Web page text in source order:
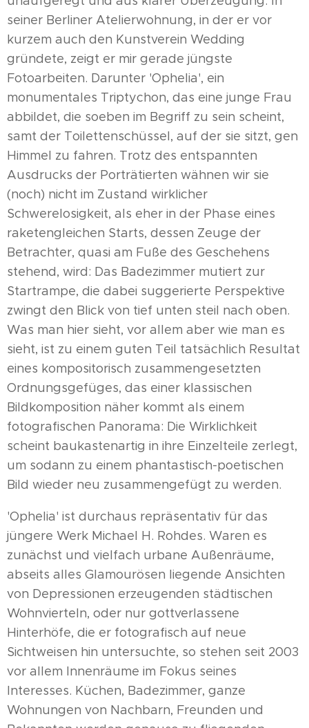
seiner Berliner Atelierwohnung, in der er vor
kurzem auch den Kunstverein Wedding
gründete, zeigt er mir gerade jüngste
Fotoarbeiten. Darunter 'Ophelia', ein
monumentales Triptychon, das eine junge Frau
abbildet, die soeben im Begriff zu sein scheint,
samt der Toilettenschüssel, auf der sie sitzt, gen
Himmel zu fahren. Trotz des entspannten
Ausdrucks der Porträtierten wähnen wir sie
(noch) nicht im Zustand wirklicher
Schwerelosigkeit, als eher in der Phase eines
raketengleichen Starts, dessen Zeuge der
Betrachter, quasi am Fuße des Geschehens
stehend, wird: Das Badezimmer mutiert zur
Startrampe, die dabei suggerierte Perspektive
zwingt den Blick von tief unten steil nach oben.
Was man hier sieht, vor allem aber wie man es
sieht, ist zu einem guten Teil tatsächlich Resultat
eines kompositorisch zusammengesetzten
Ordnungsgefüges, das einer klassischen
Bildkomposition näher kommt als einem
fotografischen Panorama: Die Wirklichkeit
scheint baukastenartig in ihre Einzelteile zerlegt,
um sodann zu einem phantastisch-poetischen
Bild wieder neu zusammengefügt zu werden.
'Ophelia' ist durchaus repräsentativ für das
jüngere Werk Michael H. Rohdes. Waren es
zunächst und vielfach urbane Außenräume,
abseits alles Glamourösen liegende Ansichten
von Depressionen erzeugenden städtischen
Wohnvierteln, oder nur gottverlassene
Hinterhöfe, die er fotografisch auf neue
Sichtweisen hin untersuchte, so stehen seit 2003
vor allem Innenräume im Fokus seines
Interesses. Küchen, Badezimmer, ganze
Wohnungen von Nachbarn, Freunden und